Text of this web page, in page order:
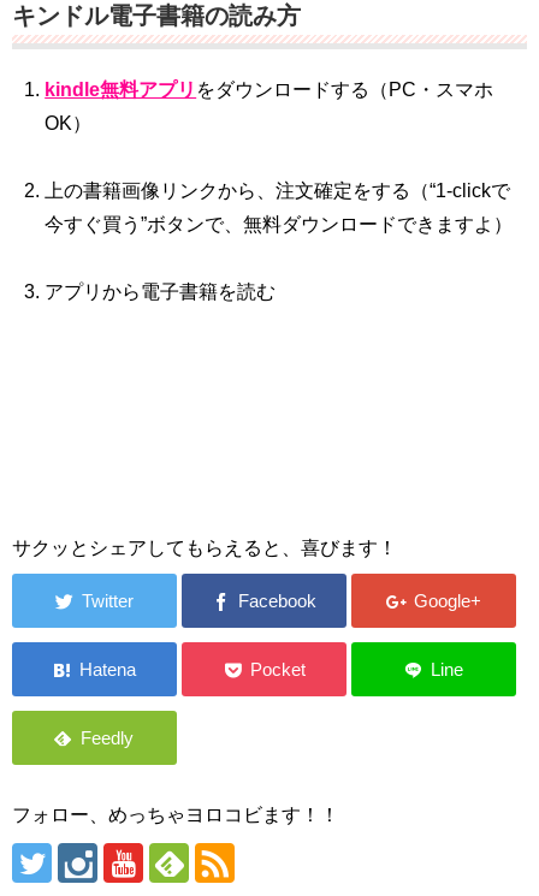
キンドル電子書籍の読み方
kindle無料アプリ をダウンロードする（PC・スマホ
OK）
上の書籍画像リンクから、注文確定をする（“1‐clickで
今すぐ買う”ボタンで、無料ダウンロードできますよ）
アプリから電子書籍を読む
サクッとシェアしてもらえると、喜びます！
フォロー、めっちゃヨロコビます！！